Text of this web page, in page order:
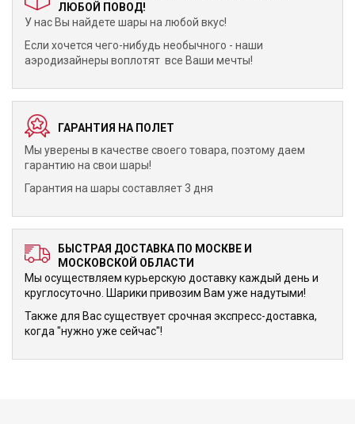
ЛЮБОЙ ПОВОД!
У нас Вы найдете шары на любой вкус!
Если хочется чего-нибудь необычного - наши
аэродизайнеры воплотят все Ваши мечты!
ГАРАНТИЯ НА ПОЛЕТ
Мы уверены в качестве своего товара, поэтому даем
гарантию на свои шары!
Гарантия на шары составляет 3 дня
БЫСТРАЯ ДОСТАВКА ПО МОСКВЕ И
МОСКОВСКОЙ ОБЛАСТИ
Мы осуществляем курьерскую доставку каждый день и
круглосуточно. Шарики привозим Вам уже надутыми!
Также для Вас существует срочная экспресс-доставка,
когда "нужно уже сейчас"!